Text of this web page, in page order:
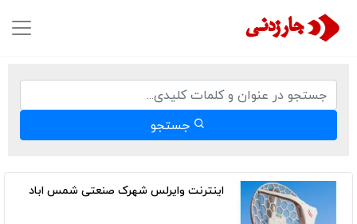
جستجو
اینترنت وایرلس شهرک صنعتی شمس اباد